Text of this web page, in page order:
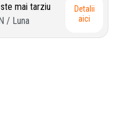
mai tarziu
/ Luna
Detalii
aici